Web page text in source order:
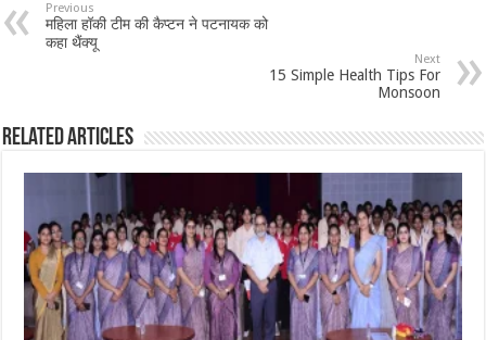
Previous
महिला हॉकी टीम की कैप्टन ने पटनायक को
कहा थैंक्यू
Next
15 Simple Health Tips For
Monsoon
Related Articles